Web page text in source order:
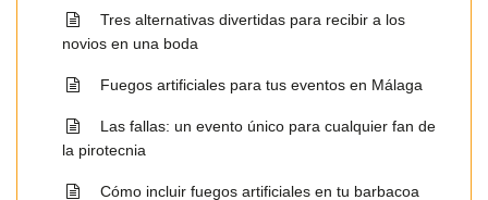
Tres alternativas divertidas para recibir a los
novios en una boda
Fuegos artificiales para tus eventos en Málaga
Las fallas: un evento único para cualquier fan de
la pirotecnia
Cómo incluir fuegos artificiales en tu barbacoa